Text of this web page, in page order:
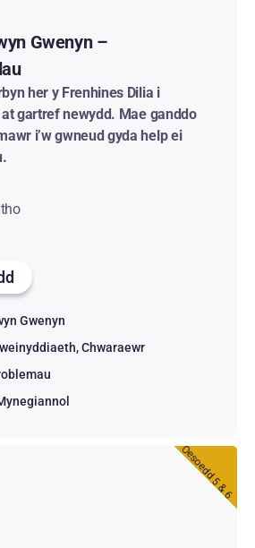
Gwenyn –
her y Frenhines Dilia i
gartref newydd. Mae ganddo
i’w gwneud gyda help ei
Gwenyn
Chwaraewr
Oesoedd 5 & 6